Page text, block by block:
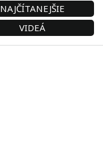
NAJČÍTANEJŠIE
VIDEÁ